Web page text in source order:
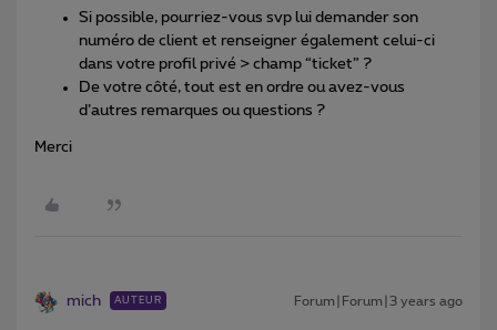
Si possible, pourriez-vous svp lui demander son
numéro de client et renseigner également celui-ci
dans votre profil privé > champ “ticket” ?
De votre côté, tout est en ordre ou avez-vous
d’autres remarques ou questions ?
Merci
mich AUTEUR Forum|Forum|3 years ago